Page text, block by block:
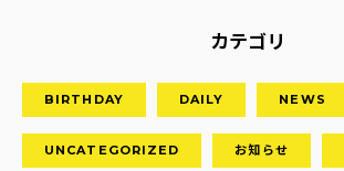
カテゴリ
BIRTHDAY DAILY NEWS
UNCATEGORIZED お知らせ